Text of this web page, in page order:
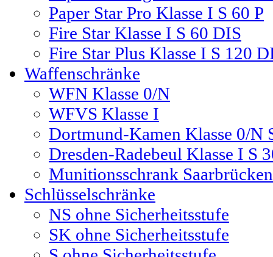
Paper Star Pro Klasse I S 60 P
Fire Star Klasse I S 60 DIS
Fire Star Plus Klasse I S 120
Waffenschränke
WFN Klasse 0/N
WFVS Klasse I
Dortmund-Kamen Klasse 0/N
Dresden-Radebeul Klasse I S
Munitionsschrank
Schlüsselschränke
NS ohne Sicherheitsstufe
SK ohne Sicherheitsstufe